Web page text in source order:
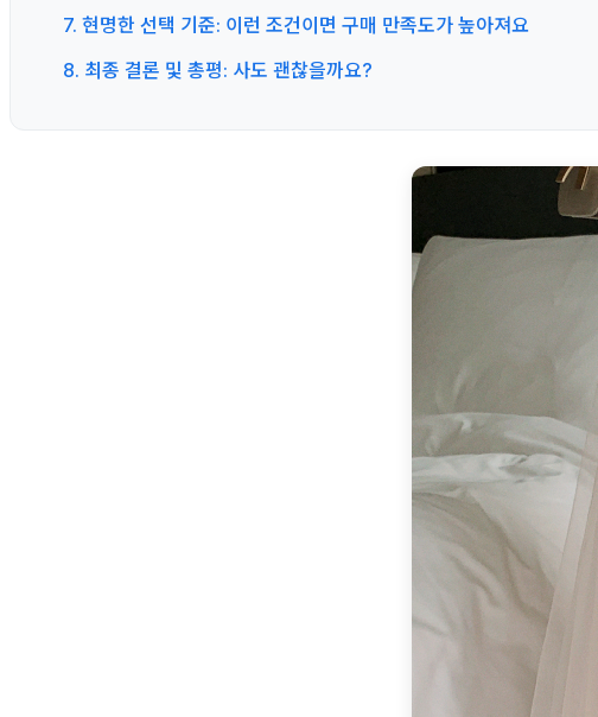
7. 현명한 선택 기준: 이런 조건이면 구매 만족도가 높아져요
8. 최종 결론 및 총평: 사도 괜찮을까요?